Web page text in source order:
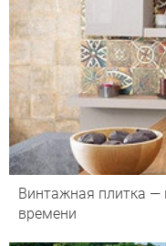
Винтажная плитка —
времени